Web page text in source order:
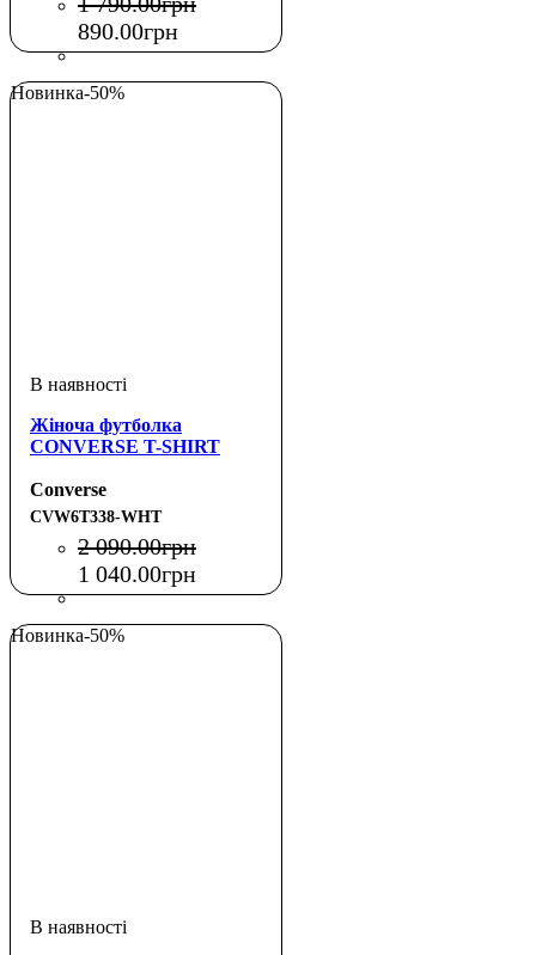
890.00грн
Новинка-50%
Жіноча футболка
CONVERSE T-SHIRT
Converse
CVW6T338-WHT
2 090.00грн
1 040.00грн
Новинка-50%